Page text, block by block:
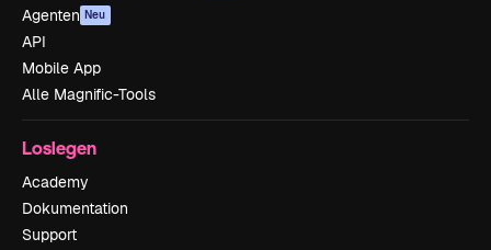
Agenten Neu
API
Mobile App
Alle Magnific-Tools
Loslegen
Academy
Dokumentation
Support